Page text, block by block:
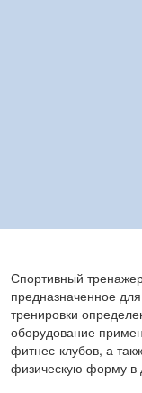
Спортивный
предназначенное
тренировки
оборудование
фитнес-клубов, а
физическую форму в